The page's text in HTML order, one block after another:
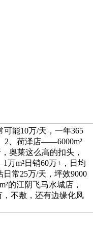
能10万/天，一年365
2、荷泽店——6000m²
奥莱这么高的扣头，
m²日销60万+，日均
常25万/天，坪效9000
的江阴飞马水城店，
，不敷，还有边缘化风